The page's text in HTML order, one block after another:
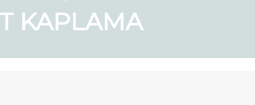
KAPLAMA